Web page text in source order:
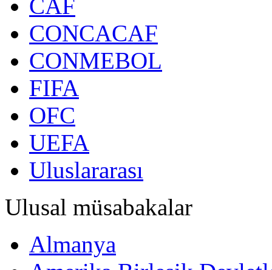
CAF
CONCACAF
CONMEBOL
FIFA
OFC
UEFA
Uluslararası
Ulusal müsabakalar
Almanya